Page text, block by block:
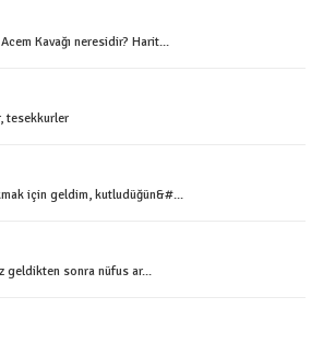
Kavağı neresidir? Harit...
tesekkurler
için geldim, kutludüğün&#...
geldikten sonra nüfus ar...